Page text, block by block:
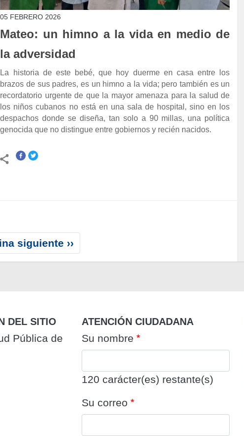
05 FEBRERO 2026
Mateo: un himno a la vida en medio de
la adversidad
La historia de este bebé, que hoy duerme en casa entre los
brazos de sus padres, es un himno a la vida; pero también es un
recordatorio urgente de que la mayor amenaza para la salud de
los niños cubanos no está en una sala de hospital, sino en los
despachos donde se diseña, tan solo a 90 millas, una política
genocida que no distingue entre gobiernos y recién nacidos.
siguiente ››
DEL SITIO
Pública de
ATENCIÓN CIUDADANA
Su nombre
120 carácter(es) restante(s)
Su correo